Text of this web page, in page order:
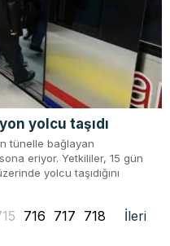
yolcu taşıdı
tünelle bağlayan
eriyor. Yetkililer, 15 gün
yolcu taşıdığını
716 717 718 İleri